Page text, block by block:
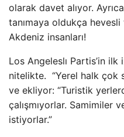
olarak davet alıyor.
tanımaya oldukça hevesli
Akdeniz insanları!
Los Angeleslı Partis’in
nitelikte. “Yerel halk çok
ve ekliyor: “Turistik
çalışmıyorlar. Samimiler
istiyorlar.”